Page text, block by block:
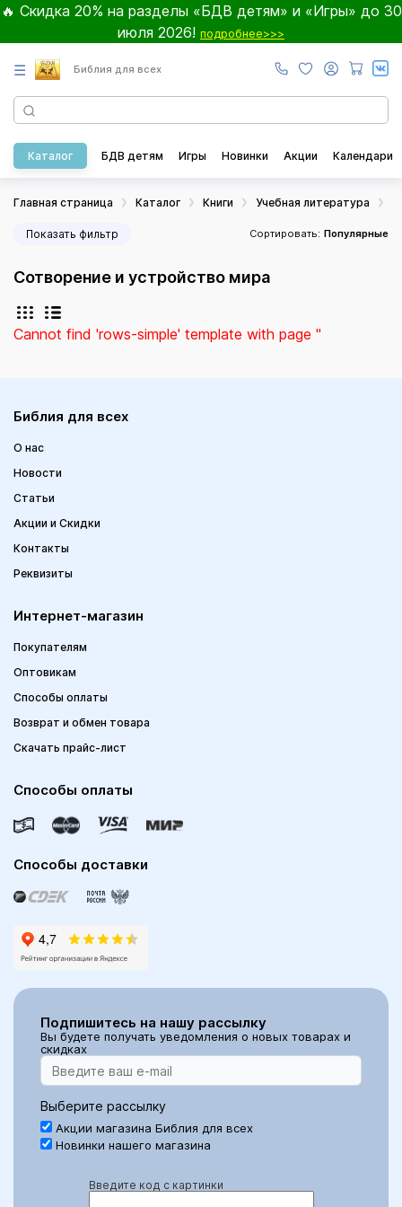
🔥 Скидка 20% на разделы «БДВ детям» и «Игры» до 30
июля 2026! подробнее>>>
☰ Библия для всех
Каталог БДВ детям Игры Новинки Акции Календари
Главная страница Каталог Книги Учебная литература
Показать фильтр Сортировать: Популярные
Сотворение и устройство мира
Cannot find 'rows-simple' template with page ''
Библия для всех
О нас
Новости
Статьи
Акции и Скидки
Контакты
Реквизиты
Интернет-магазин
Покупателям
Оптовикам
Способы оплаты
Возврат и обмен товара
Скачать прайс-лист
Способы оплаты
Способы доставки
Подпишитесь на нашу рассылку
Вы будете получать уведомления о новых товарах и
скидках
Выберите рассылку
Акции магазина Библия для всех
Новинки нашего магазина
Введите код с картинки